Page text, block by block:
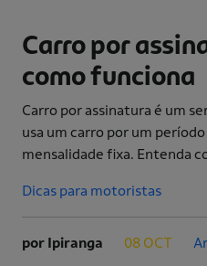
Carro por
como funciona
Carro por assinatura é um
usa um carro por um
mensalidade fixa. Entenda
Dicas para motoristas
por Ipiranga 08 OCT